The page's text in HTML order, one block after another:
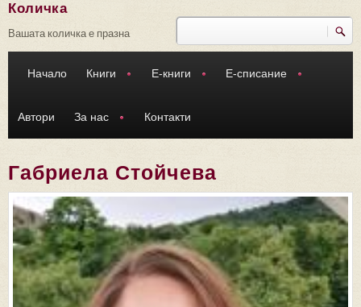
Търси
Количка
Вашата количка е празна
Начало Книги Е-книги Е-списание
Автори За нас Контакти
Габриела Стойчева